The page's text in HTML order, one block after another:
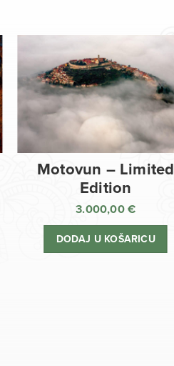
Motovun – Limited
Edition
3.000,00 €
DODAJ U KOŠARICU